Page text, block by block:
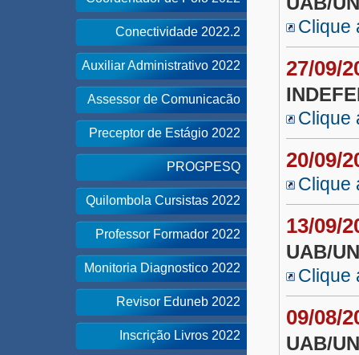
Conectividade 2022.2
Auxiliar Administrativo 2022
Assessor de Comunicacão
Preceptor de Estágio 2022
PROGPESQ
Quilombola Cursistas 2022
Professor Formador 2022
Monitoria Diagnostico 2022
Revisor Eduneb 2022
Inscrição Livros 2022
Clique
27/09/
Clique
20/09/
Clique
13/09/
UAB/
Clique
09/08/
UAB/